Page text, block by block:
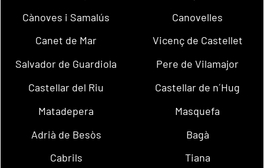
Cànoves i Samalús
Canovelles
Canet de Mar
Vicenç de Castellet
Salvador de Guardiola
Pere de Vilamajor
Castellar del Riu
Castellar de n´Hug
Matadepera
Masquefa
Adrià de Besòs
Bagà
Cabrils
Tiana